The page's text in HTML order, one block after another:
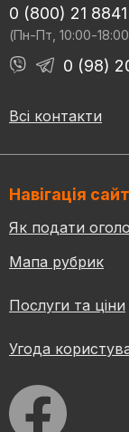
0 (800) 21 8841
(Пн-Пт, 10:00-
0 (98)
Всі контакти
Навігація
Як подати
Мапа рубрик
Послуги та ціни
Угода